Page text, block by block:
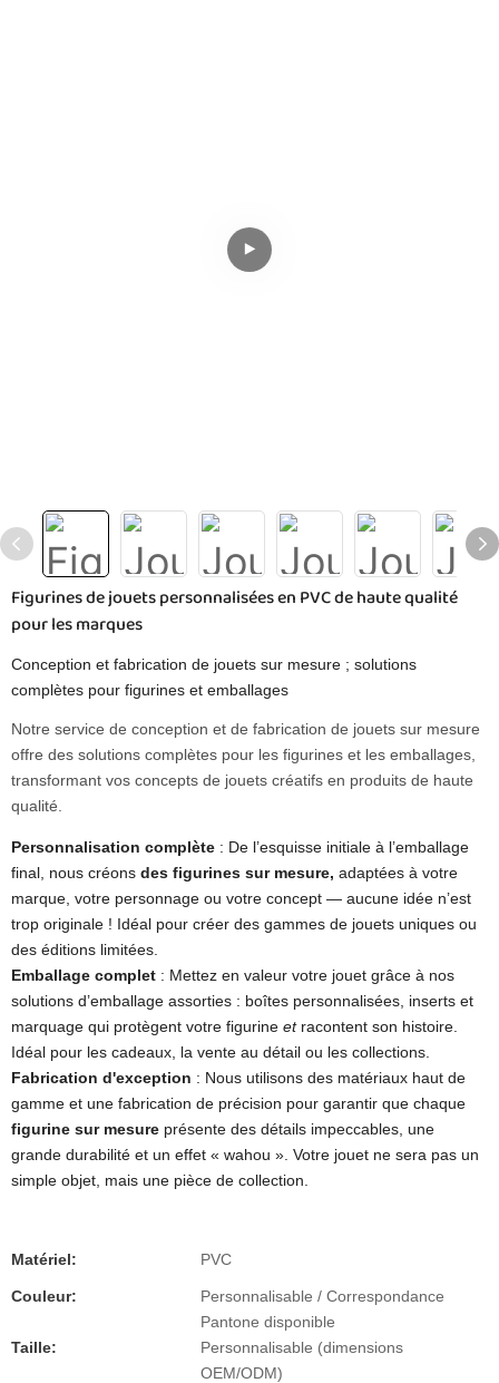
Figurines de jouets personnalisées en PVC de haute qualité
pour les marques
Conception et fabrication de jouets sur mesure ; solutions
complètes pour figurines et emballages
Notre service de conception et de fabrication de jouets sur mesure
offre des solutions complètes pour les figurines et les emballages,
transformant vos concepts de jouets créatifs en produits de haute
qualité.
Personnalisation complète : De l’esquisse initiale à l’emballage
final, nous créons des figurines sur mesure, adaptées à votre
marque, votre personnage ou votre concept — aucune idée n’est
trop originale ! Idéal pour créer des gammes de jouets uniques ou
des éditions limitées.
Emballage complet : Mettez en valeur votre jouet grâce à nos
solutions d’emballage assorties : boîtes personnalisées, inserts et
marquage qui protègent votre figurine etracontent son histoire.
Idéal pour les cadeaux, la vente au détail ou les collections.
Fabrication d'exception : Nous utilisons des matériaux haut de
gamme et une fabrication de précision pour garantir que chaque
figurine sur mesure présente des détails impeccables, une
grande durabilité et un effet « wahou ». Votre jouet ne sera pas un
simple objet, mais une pièce de collection.
Matériel: PVC
Couleur:
Personnalisable / Correspondance
Pantone disponible
Taille:
Personnalisable (dimensions
OEM/ODM)